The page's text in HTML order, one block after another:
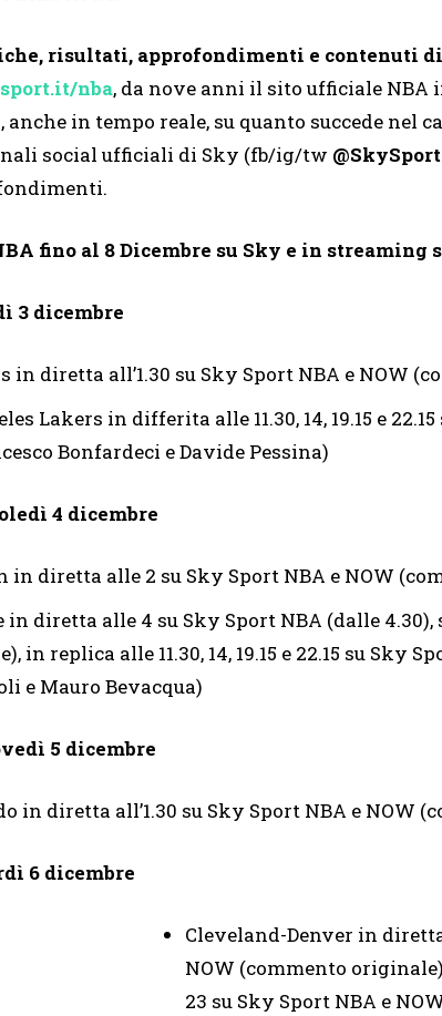
risultati, approfondimenti e contenuti
nba, da nove anni il sito ufficiale NBA
in tempo reale, su quanto succede nel
social ufficiali di Sky (fb/ig/tw
fino al 8 Dicembre su Sky e in streaming
3 dicembre
in diretta all’1.30 su Sky Sport NBA e NOW
Lakers in differita alle 11.30, 14, 19.15 e
Bonfardeci e Davide Pessina)
4 dicembre
in diretta alle 2 su Sky Sport NBA e NOW
in diretta alle 4 su Sky Sport NBA (dalle 4.30),
in replica alle 11.30, 14, 19.15 e 22.15 su Sky
e Mauro Bevacqua)
5 dicembre
in diretta all’1.30 su Sky Sport NBA e NOW
6 dicembre
Cleveland-Denver in
NOW (commento
23 su Sky Sport NBA e